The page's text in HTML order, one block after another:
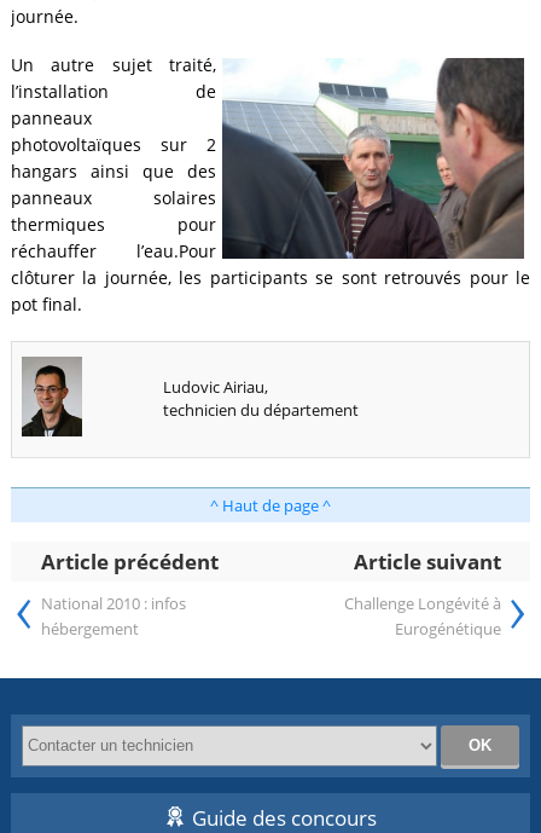
journée.
Un autre sujet traité,
l’installation de
panneaux
photovoltaïques sur 2
hangars ainsi que des
panneaux solaires
thermiques pour
réchauffer l’eau.Pour
clôturer la journée, les participants se sont retrouvés pour le
pot final.
Ludovic Airiau,
technicien du département
^ Haut de page ^
Article précédent Article suivant
‹ National 2010 : infos
hébergement
Challenge Longévité à
Eurogénétique ›
Guide des concours